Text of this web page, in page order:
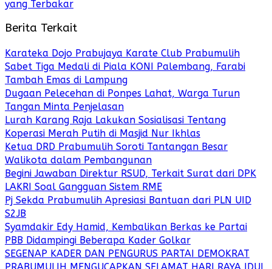
yang Terbakar
Berita Terkait
Karateka Dojo Prabujaya Karate Club Prabumulih
Sabet Tiga Medali di Piala KONI Palembang, Farabi
Tambah Emas di Lampung
Dugaan Pelecehan di Ponpes Lahat, Warga Turun
Tangan Minta Penjelasan
Lurah Karang Raja Lakukan Sosialisasi Tentang
Koperasi Merah Putih di Masjid Nur Ikhlas
Ketua DRD Prabumulih Soroti Tantangan Besar
Walikota dalam Pembangunan
Begini Jawaban Direktur RSUD, Terkait Surat dari DPK
LAKRI Soal Gangguan Sistem RME
Pj Sekda Prabumulih Apresiasi Bantuan dari PLN UID
S2JB
Syamdakir Edy Hamid, Kembalikan Berkas ke Partai
PBB Didampingi Beberapa Kader Golkar
SEGENAP KADER DAN PENGURUS PARTAI DEMOKRAT